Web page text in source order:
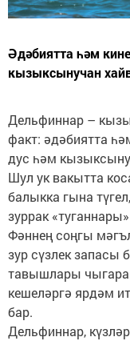
Әдәбиятта һәм
кызыксынучан
Дельфиннар –
факт: әдәбиятта
дус һәм
Шул ук вакытта
балыкка гына
зуррак
Фәннең соңгы
зур сүзлек запасы
тавышлары
кешеләргә ярдәм
бар.
Дельфиннар,